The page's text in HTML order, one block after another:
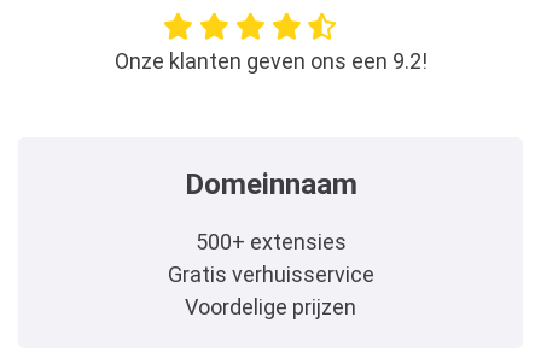
Onze klanten geven ons een 9.2!
Domeinnaam
500+ extensies
Gratis verhuisservice
Voordelige prijzen